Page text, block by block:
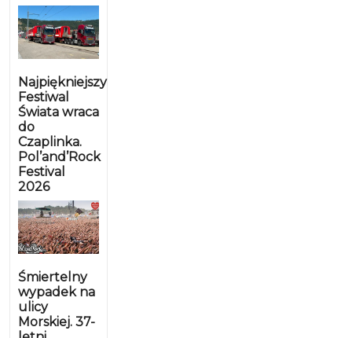
Najpiękniejszy
Festiwal
Świata wraca
do
Czaplinka.
Pol’and’Rock
Festival
2026
Śmiertelny
wypadek na
ulicy
Morskiej. 37-